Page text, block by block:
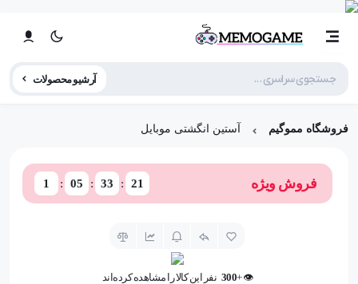
آرشیو محصولات
فروشگاه مموگیم آستین انگشتی موبایل
فروش ویژه 20
33
05
1
👁️ +
300 نفر این کالا را مشاهده کرده‌اند